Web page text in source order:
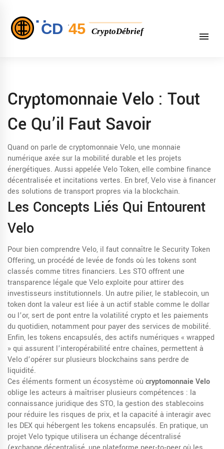
Cryptomonnaie Velo : Tout
Ce Qu’il Faut Savoir
Quand on parle de cryptomonnaie Velo, une monnaie
numérique axée sur la mobilité durable et les projets
énergétiques. Aussi appelée Velo Token, elle combine finance
décentralisée et incitations vertes. En bref, Velo vise à financer
des solutions de transport propres via la blockchain.
Les Concepts Liés Qui Entourent
Velo
Pour bien comprendre Velo, il faut connaître le Security Token
Offering, un procédé de levée de fonds où les tokens sont
classés comme titres financiers. Les STO offrent une
transparence légale que Velo exploite pour attirer des
investisseurs institutionnels. Un autre pilier, le stablecoin, un
token dont la valeur est liée à un actif stable comme le dollar
ou l’or, sert de pont entre la volatilité crypto et les paiements
du quotidien, notamment pour payer des services de mobilité.
Enfin, les tokens encapsulés,des actifs numériques « wrapped
» qui assurent l’interopérabilité entre chaînes, permettent à
Velo d’opérer sur plusieurs blockchains sans perdre de
liquidité.
Ces éléments forment un écosystème où cryptomonnaie Velo
oblige les acteurs à maîtriser plusieurs compétences : la
connaissance juridique des STO, la gestion des stablecoins
pour réduire les risques de prix, et la capacité à interagir avec
les DEX qui hébergent les tokens encapsulés. En pratique, un
projet Velo typique utilisera un échange décentralisé